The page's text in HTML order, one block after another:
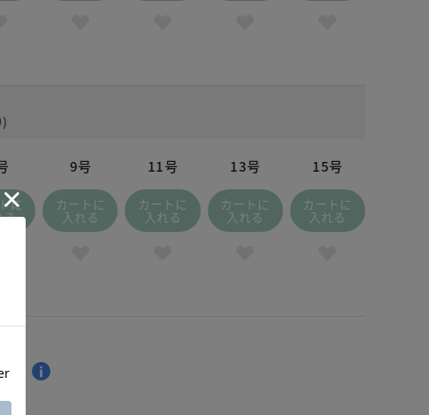
)
に
る
9号
カートに
入れる
11号
カートに
入れる
13号
カートに
入れる
15号
カートに
入れる